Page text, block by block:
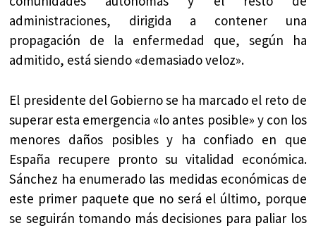
administraciones, dirigida a contener una
propagación de la enfermedad que, según ha
admitido, está siendo «demasiado veloz».
El presidente del Gobierno se ha marcado el reto de
superar esta emergencia «lo antes posible» y con los
menores daños posibles y ha confiado en que
España recupere pronto su vitalidad económica.
Sánchez ha enumerado las medidas económicas de
este primer paquete que no será el último, porque
se seguirán tomando más decisiones para paliar los